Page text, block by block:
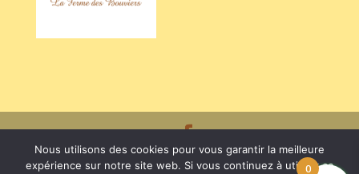
Crédits BARRIEU Véronique - Photos Valentine CHAPUIS /0
Nous utilisons des cookies pour vous garantir la meilleure
expérience sur notre site web. Si vous continuez à utiliser ce